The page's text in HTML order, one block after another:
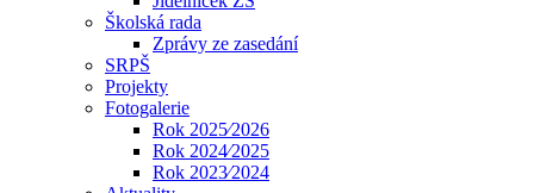
Školská rada
Zprávy ze zasedání
SRPŠ
Projekty
Fotogalerie
Rok 2025⁄2026
Rok 2024⁄2025
Rok 2023⁄2024